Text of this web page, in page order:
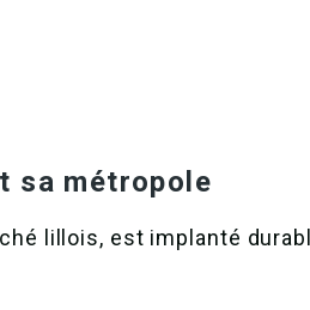
sa métropole
lillois, est implanté